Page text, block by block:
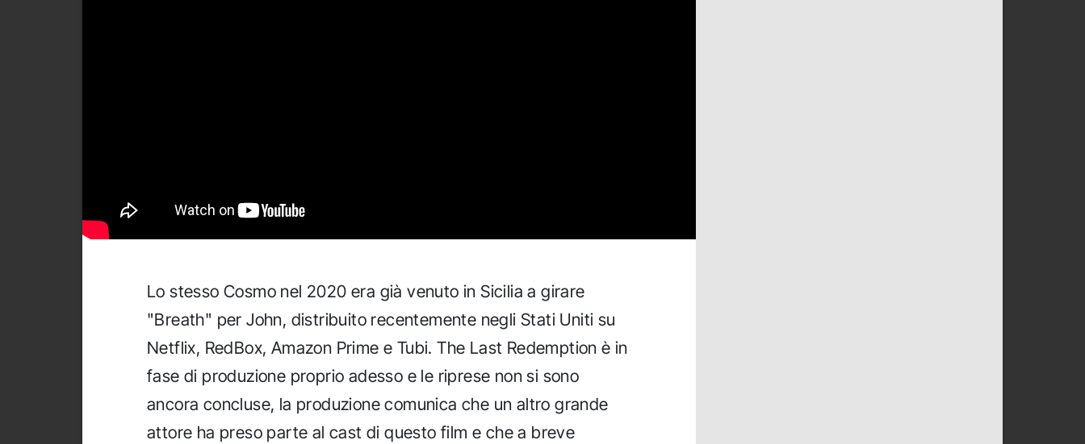
Lo stesso Cosmo nel 2020 era già venuto in Sicilia a girare
"Breath" per John, distribuito recentemente negli Stati Uniti su
Netflix, RedBox, Amazon Prime e Tubi. The Last Redemption è in
fase di produzione proprio adesso e le riprese non si sono
ancora concluse, la produzione comunica che un altro grande
attore ha preso parte al cast di questo film e che a breve